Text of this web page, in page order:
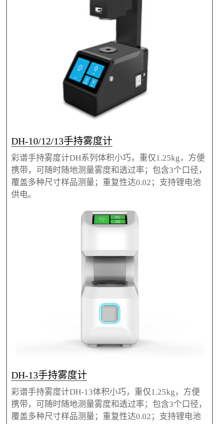
DH-10/12/13手持雾度计
彩谱手持雾度计DH系列体积小巧，重仅1.25kg，方便
携带，可随时随地测量雾度和透过率；包含3个口径，
覆盖多种尺寸样品测量；重复性达0.02；支持锂电池
供电。
DH-13手持雾度计
彩谱手持雾度计DH-13体积小巧，重仅1.25kg，方便
携带，可随时随地测量雾度和透过率；包含3个口径，
覆盖多种尺寸样品测量；重复性达0.02；支持锂电池